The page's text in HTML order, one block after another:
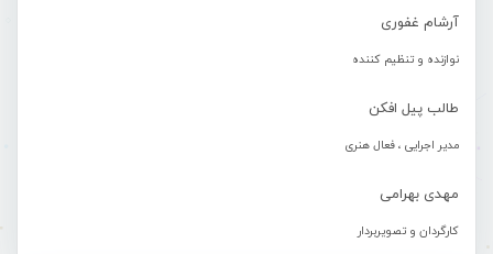
آرشام غفوری
نوازنده و تنظیم کننده
طالب پیل افکن
مدیر اجرایی ، فعال هنری
مهدی بهرامی
کارگردان و تصویربردار